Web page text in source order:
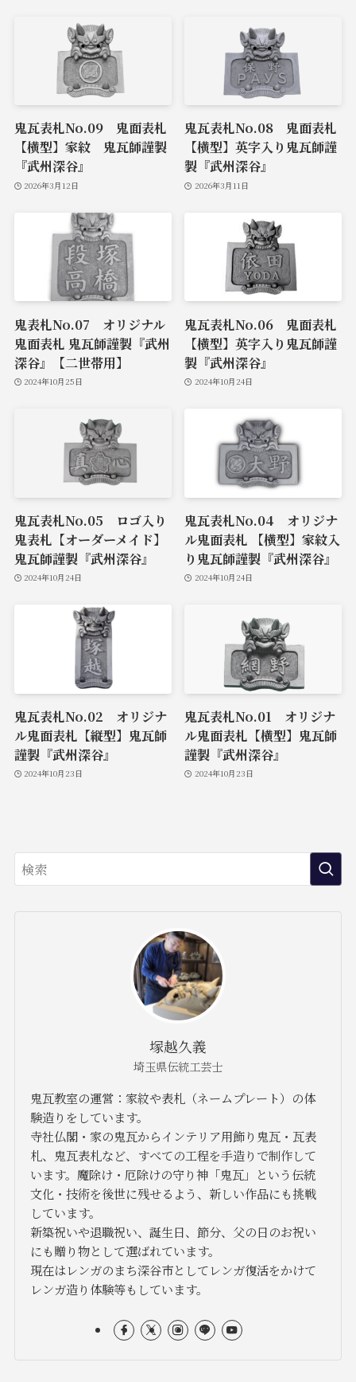
鬼瓦表札No.09 鬼面表札
【横型】家紋 鬼瓦師謹製
『武州深谷』
2026年3月12日
鬼瓦表札No.08 鬼面表札
【横型】英字入り鬼瓦師謹
製『武州深谷』
2026年3月11日
鬼表札No.07 オリジナル
鬼面表札 鬼瓦師謹製『武州
深谷』【二世帯用】
2024年10月25日
鬼瓦表札No.06 鬼面表札
【横型】英字入り鬼瓦師謹
製『武州深谷』
2024年10月24日
鬼瓦表札No.05 ロゴ入り
鬼表札【オーダーメイド】
鬼瓦師謹製『武州深谷』
2024年10月24日
鬼瓦表札No.04 オリジナ
ル鬼面表札 【横型】家紋入
り鬼瓦師謹製『武州深谷』
2024年10月24日
鬼瓦表札No.02 オリジナ
ル鬼面表札【縦型】鬼瓦師
謹製『武州深谷』
2024年10月23日
鬼瓦表札No.01 オリジナ
ル鬼面表札【横型】鬼瓦師
謹製『武州深谷』
2024年10月23日
塚越久義
埼玉県伝統工芸士
鬼瓦教室の運営：家紋や表札（ネームプレート）の体
験造りをしています。
寺社仏閣・家の鬼瓦からインテリア用飾り鬼瓦・瓦表
札、鬼瓦表札など、すべての工程を手造りで制作して
います。魔除け・厄除けの守り神「鬼瓦」という伝統
文化・技術を後世に残せるよう、新しい作品にも挑戦
しています。
新築祝いや退職祝い、誕生日、節分、父の日のお祝い
にも贈り物として選ばれています。
現在はレンガのまち深谷市としてレンガ復活をかけて
レンガ造り体験等もしています。